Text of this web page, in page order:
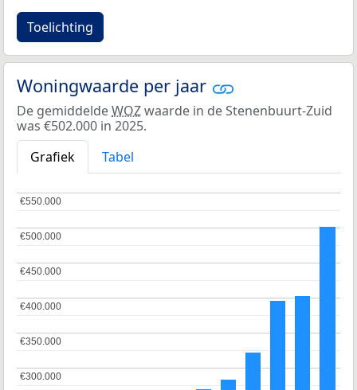
Toelichting
Woningwaarde per jaar
De gemiddeldeWOZwaarde in de Stenenbuurt-Zuid
was €502.000 in 2025.
Grafiek
Tabel
€300.000
€300.000
€350.000
€350.000
€400.000
€400.000
€450.000
€450.000
€500.000
€500.000
€550.000
€550.000